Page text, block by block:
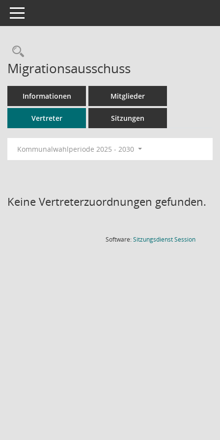
Toggle navigation
Rechercheauswahl
Migrationsausschuss
Informationen Mitglieder
Vertreter Sitzungen
Kommunalwahlperiode 2025 - 2030
Keine Vertreterzuordnungen gefunden.
Software:SitzungsdienstSession(Wird in